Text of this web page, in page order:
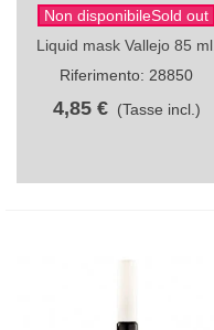
Non disponibileSold out
Liquid mask Vallejo 85 ml.
Riferimento: 28850
4,85 € (Tasse incl.)